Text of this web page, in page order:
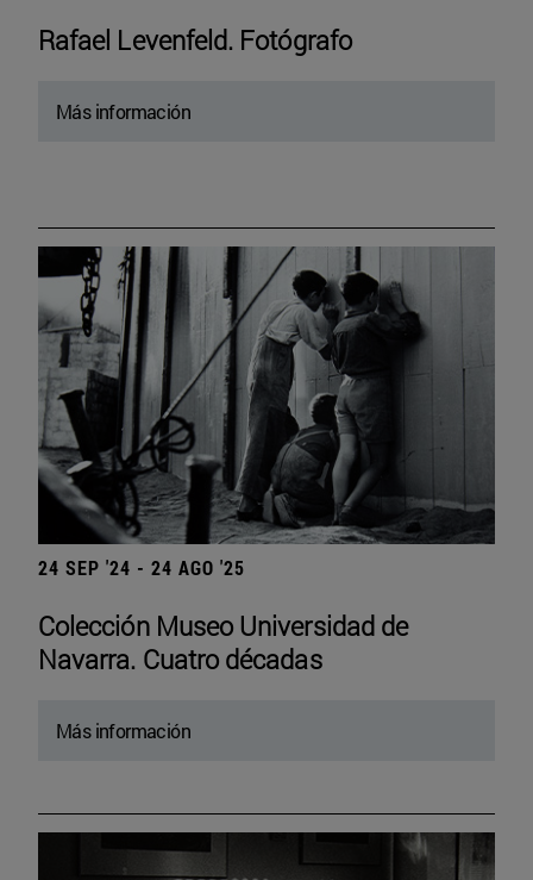
Rafael Levenfeld. Fotógrafo
Más información
24 SEP '24 - 24 AGO '25
Colección Museo Universidad de
Navarra. Cuatro décadas
Más información